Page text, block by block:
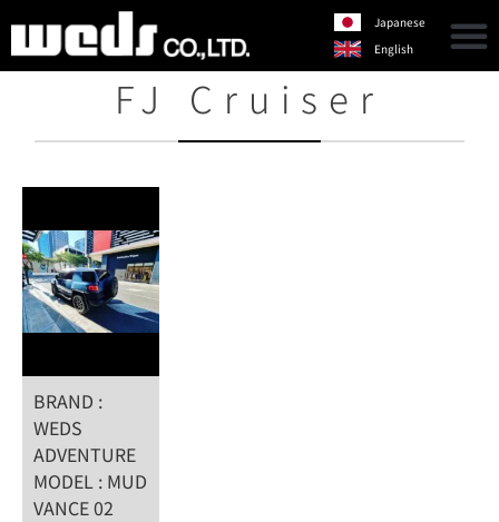
Japanese
English
FJ Cruiser
BRAND :
WEDS
ADVENTURE
MODEL : MUD
VANCE 02